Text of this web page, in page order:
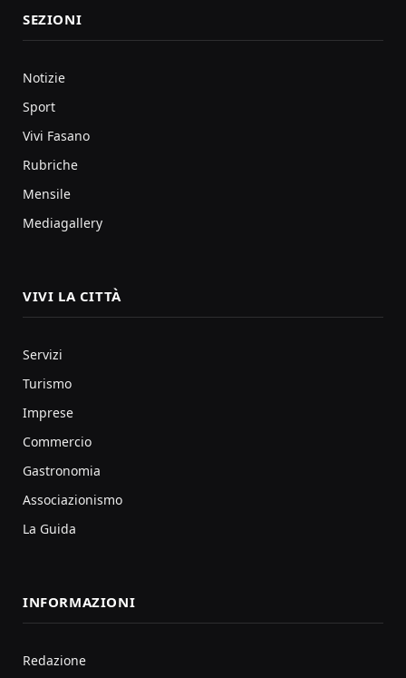
SEZIONI
Notizie
Sport
Vivi Fasano
Rubriche
Mensile
Mediagallery
VIVI LA CITTÀ
Servizi
Turismo
Imprese
Commercio
Gastronomia
Associazionismo
La Guida
INFORMAZIONI
Redazione